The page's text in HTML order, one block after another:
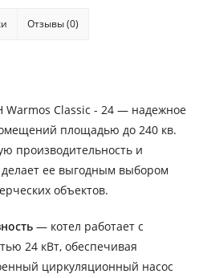
Отзывы (0)
Warmos Classic - 24 — надежное
площадью до 240 кв.
производительность и
делает ее выгодным выбором
объектов.
— котел работает с
24 кВт, обеспечивая
циркуляционный насос